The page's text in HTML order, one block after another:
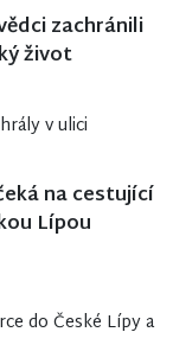
zachránili
život
v ulici
na cestující
Lípou
do České Lípy a